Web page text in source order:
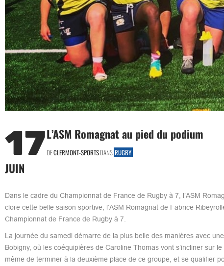
17
JUIN
L’ASM Romagnat au pied du podium
DECLERMONT-SPORTSDANS RUGBY
Dans le cadre du Championnat de France de Rugby à 7, l’ASM
clore cette belle saison sportive, l’ASM Romagnat de Fabrice
Championnat de France de Rugby à 7.
La journée du samedi démarre de la plus belle des manières avec
Bobigny, où les coéquipières de Caroline Thomas vont s’incliner sur
même de terminer à la deuxième place de ce groupe, et se qualifier